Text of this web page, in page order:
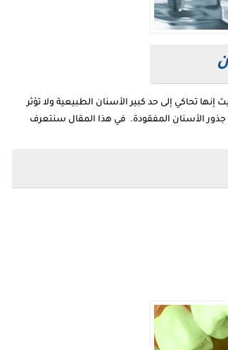
تحاكي إلى حد كبير الأسنان الطبيعية ولا تؤثر
جذور الأسنان المفقودة. في هذا المقال سنتعرف